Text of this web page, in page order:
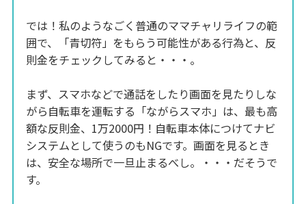
では！私のようなごく普通のママチャリライフの範
囲で、「青切符」をもらう可能性がある行為と、反
則金をチェックしてみると・・・。
まず、スマホなどで通話をしたり画面を見たりしな
がら自転車を運転する「ながらスマホ」は、最も高
額な反則金、1万2000円！自転車本体につけてナビ
システムとして使うのもNGです。画面を見るとき
は、安全な場所で一旦止まるべし。・・・だそうで
す。